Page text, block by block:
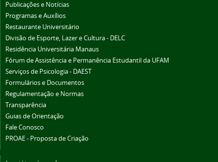
Publicações e Notícias
Programas e Auxílios
Restaurante Universitário
Divisão de Esporte, Lazer e Cultura - DELC
Residência Universitária Manaus
Fórum de Assistência e Permanência Estudantil da UFAM
Serviços de Psicologia - DAEST
Formulários e Documentos
Regulamentação e Normas
Transparência
Guias de Orientação
Fale Conosco
PROAE - Proposta de Criação